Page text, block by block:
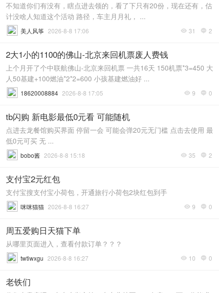
不知道你们有没有，瞎点进去领的，看了下只有20份，现在还有，估
计没啥人知道这个活动 路径，车主月月礼， ...
 31  2
美人风筝 2026-8-8 17:06
2大1小的1100的佛山-北京来回机票废人费钱
上个月开了个中联航佛山-北京来回机票 一共16天 150机票*3=450 大
人50基建+100燃油*2*2=600 小孩基建燃油好 ...
 9  0
18620008884 2026-8-8 17:05
tb闪购 新电影最低0元看 可能随机
点进去龙餐馆购买界面 停留一会 可能会弹20元无门槛 点击去使用 最
低0元可买 无 ...
 35  2
bobo酱 2026-8-8 15:18
支付宝2元红包
支付宝搜支付宝小荷包，开通旅行小荷包2块红包到手
 9  0
咪咪猫猫 2026-8-8 16:27
周五爱购日天猫下单
从哪里页面进入，查看付款订单？？？
 10  0
twtiwxgu 2026-8-8 16:27
老铁们